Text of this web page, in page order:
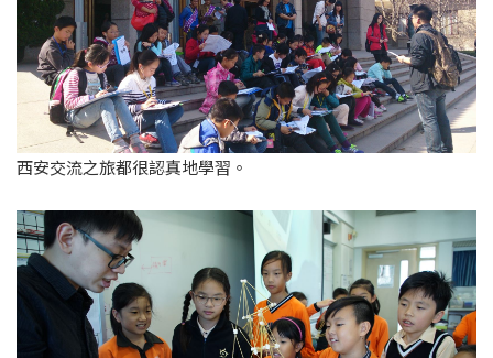
西安交流之旅都很認真地學習。